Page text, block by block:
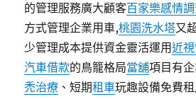
的管理服務廣大顧客百家樂感情
方式管理企業用車,桃園洗水塔又
少管理成本提供資金靈活運用近
汽車借款的鳥籠格局當舖項目有
禿治療 、短期租車玩趣設備免費